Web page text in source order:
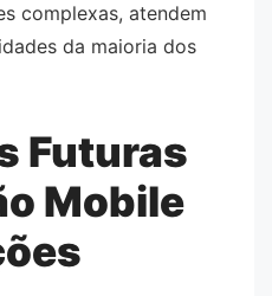
complexas, atendem
da maioria dos
Futuras
Mobile